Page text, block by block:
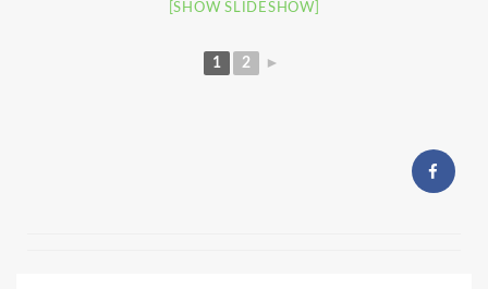
[SHOW SLIDESHOW]
1 2 ►